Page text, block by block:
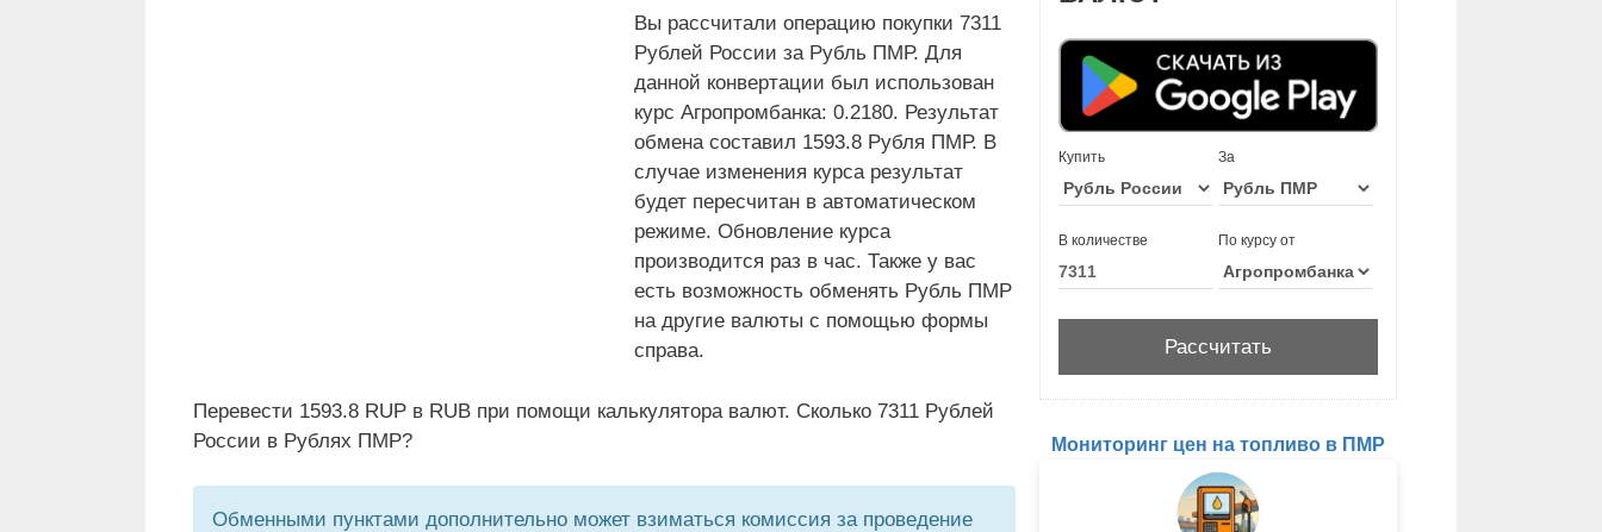
Вы рассчитали операцию покупки 7311
Рублей России за Рубль ПМР. Для
данной конвертации был использован
курс Агропромбанка: 0.2180. Результат
обмена составил 1593.8 Рубля ПМР. В
случае изменения курса результат
будет пересчитан в автоматическом
режиме. Обновление курса
производится раз в час. Также у вас
есть возможность обменять Рубль ПМР
на другие валюты с помощью формы
справа.
Перевести 1593.8 RUP в RUB при помощи калькулятора валют. Сколько 7311 Рублей
России в Рублях ПМР?
Обменными пунктами дополнительно может взиматься комиссия за проведение
Купить За
В количестве По курсу от
Мониторинг цен на топливо в ПМР